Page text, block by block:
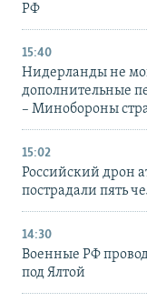
РФ
15:40
Нидерланды не
дополнительные
– Минобороны
15:02
Российский дрон
пострадали пять
14:30
Военные РФ
под Ялтой